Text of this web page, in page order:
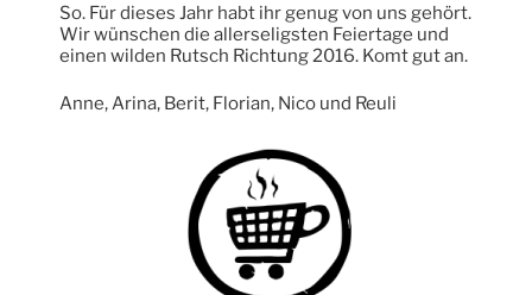
So. Für dieses Jahr habt ihr genug von uns gehört.
Wir wünschen die allerseligsten Feiertage und
einen wilden Rutsch Richtung 2016. Komt gut an.
Anne, Arina, Berit, Florian, Nico und Reuli